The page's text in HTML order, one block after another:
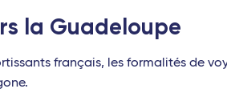
la Guadeloupe
français, les formalités de